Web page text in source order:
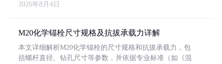
2026年8月4日
M20化学锚栓尺寸规格及抗拔承载力详解
本文详细解析M20化学锚栓的尺寸规格和抗拔承载力，包
括螺杆直径、钻孔尺寸等参数，并依据专业标准（如《混